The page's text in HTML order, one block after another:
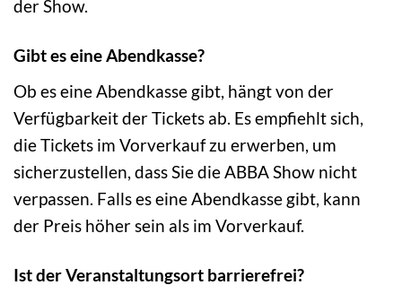
der Show.
Gibt es eine Abendkasse?
Ob es eine Abendkasse gibt, hängt von der
Verfügbarkeit der Tickets ab. Es empfiehlt sich,
die Tickets im Vorverkauf zu erwerben, um
sicherzustellen, dass Sie die ABBA Show nicht
verpassen. Falls es eine Abendkasse gibt, kann
der Preis höher sein als im Vorverkauf.
Ist der Veranstaltungsort barrierefrei?